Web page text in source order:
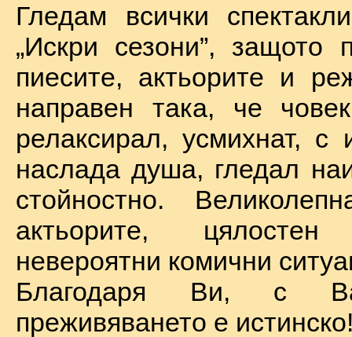
Гледам всички
„Искри сезони”, защото
пиесите, актьорите и
направен така, че
релаксирал, усмихнат, с
наслада душа, гледал
стойностно.
актьорите, цялостен
невероятни комични
Благодаря Ви, с
преживяването е